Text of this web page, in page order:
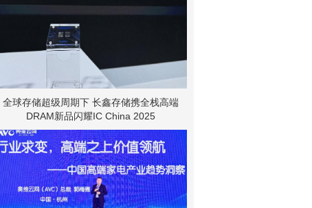
全球存储超级周期下 长鑫存储携全栈高端
DRAM新品闪耀IC China 2025